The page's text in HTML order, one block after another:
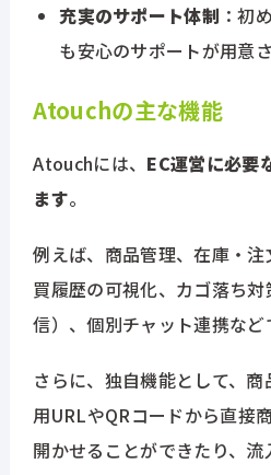
充実のサポート体制 ：初
も安心のサポートが用意
Atouchの主な機能
Atouchには、 EC運営に必要
ます。
例えば、商品管理、在庫・
買履歴の可視化、カゴ落ち
信）、個別チャット連携など
さらに、独自機能として、
用URLやQRコードから直接
開かせることができたり、